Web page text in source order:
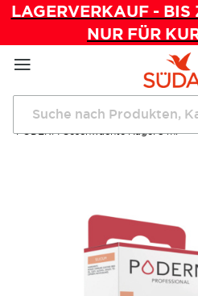
LAGERVERKAUF - BIS
NUR FÜR
zum
Startseite
Pflegeprodukte
PODERM Geschwächte Nägel 8 ml